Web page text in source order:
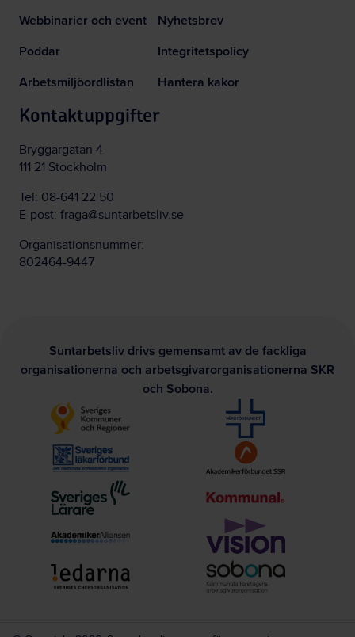
Webbinarier och event
Poddar
Arbetsmiljöordlistan
Nyhetsbrev
Integritetspolicy
Hantera kakor
Kontaktuppgifter
Bryggargatan 4
111 21 Stockholm
Tel: 08-641 22 50
E-post: fraga@suntarbetsliv.se
Organisationsnummer:
802464-9447
Suntarbetsliv drivs gemensamt av de fackliga
organisationerna och arbetsgivarorganisationerna SKR
och Sobona.